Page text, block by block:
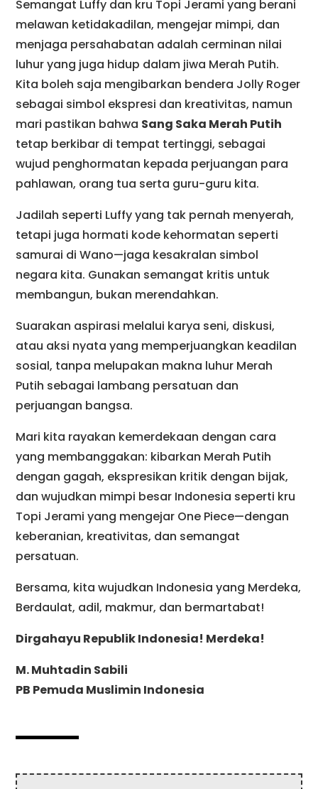
Semangat Luffy dan kru Topi Jerami yang berani
melawan ketidakadilan, mengejar mimpi, dan
menjaga persahabatan adalah cerminan nilai
luhur yang juga hidup dalam jiwa Merah Putih.
Kita boleh saja mengibarkan bendera Jolly Roger
sebagai simbol ekspresi dan kreativitas, namun
mari pastikan bahwa Sang Saka Merah Putih
tetap berkibar di tempat tertinggi, sebagai
wujud penghormatan kepada perjuangan para
pahlawan, orang tua serta guru-guru kita.
Jadilah seperti Luffy yang tak pernah menyerah,
tetapi juga hormati kode kehormatan seperti
samurai di Wano—jaga kesakralan simbol
negara kita. Gunakan semangat kritis untuk
membangun, bukan merendahkan.
Suarakan aspirasi melalui karya seni, diskusi,
atau aksi nyata yang memperjuangkan keadilan
sosial, tanpa melupakan makna luhur Merah
Putih sebagai lambang persatuan dan
perjuangan bangsa.
Mari kita rayakan kemerdekaan dengan cara
yang membanggakan: kibarkan Merah Putih
dengan gagah, ekspresikan kritik dengan bijak,
dan wujudkan mimpi besar Indonesia seperti kru
Topi Jerami yang mengejar One Piece—dengan
keberanian, kreativitas, dan semangat
persatuan.
Bersama, kita wujudkan Indonesia yang Merdeka,
Berdaulat, adil, makmur, dan bermartabat!
Dirgahayu Republik Indonesia! Merdeka!
M. Muhtadin Sabili
PB Pemuda Muslimin Indonesia